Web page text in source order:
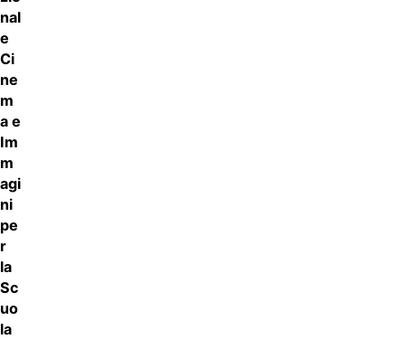
nal
e
Ci
ne
m
a e
Im
m
agi
ni
pe
r
la
Sc
uo
la